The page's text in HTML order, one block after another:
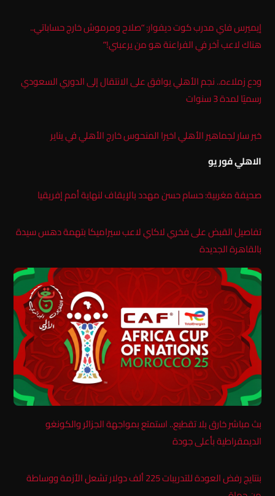
إيميرس فاي مدرب كوت ديفوار: “صلاح ومرموش خارج حساباتي..
هناك لاعب آخر في الفراعنة هو من يرعبني!”
ودع زملاءه.. نجم الأهلي يوافق على الانتقال إلى الدوري السعودي
رسميًا لمدة 3 سنوات
خبر سار لجماهير الأهلي اخيرا المنحوس خارج الأهلي في يناير
الاهلي فور يو
صحيفة مغربية: حسام حسن مهدد بالإيقاف لنهاية أمم إفريقيا
تفاصيل القبض على فخري لاكاي لاعب سيراميكا بتهمة دهس سيدة
بالقاهرة الجديدة
بث مباشر خارق بلا تقطيع.. استمتع بمواجهة الجزائر والكونغو
الديمقراطية بأعلى جودة
بنتايج رفض العودة للتدريبات 225 ألف دولار تشعل الأزمة ووساطة